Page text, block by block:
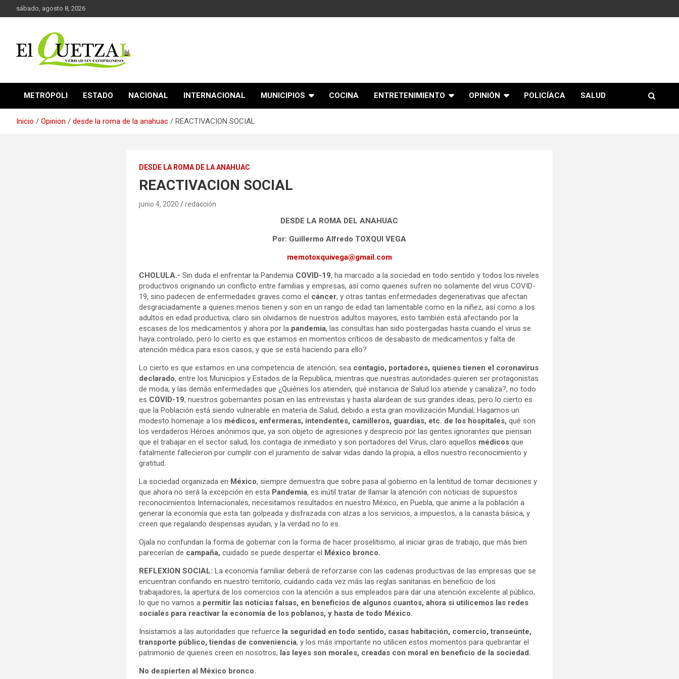
al
sábado, agosto 8, 2026
El Quetzal de Cholula
METRÓPOLI ESTADO NACIONAL INTERNACIONAL MUNICIPIOS COCINA ENTRETENIMIENTO OPINIÓN POLICÍACA SALUD
Inicio Opinion desde la roma de la anahuac REACTIVACION SOCIAL
DESDE LA ROMA DE LA ANAHUAC
REACTIVACION SOCIAL
junio 4, 2020 redacción
DESDE LA ROMA DEL ANAHUAC
Por: Guillermo Alfredo TOXQUI VEGA
memotoxquivega@gmail.com
CHOLULA.- Sin duda el enfrentar la Pandemia COVID-19, ha marcado a la sociedad en todo sentido y todos los niveles
productivos originando un conflicto entre familias y empresas, así como quienes sufren no solamente del virus COVID-
19, sino padecen de enfermedades graves como el cáncer, y otras tantas enfermedades degenerativas que afectan
desgraciadamente a quienes menos tienen y son en un rango de edad tan lamentable como en la niñez, así como a los
adultos en edad productiva, claro sin olvidarnos de nuestros adultos mayores, esto también está afectando por la
escases de los medicamentos y ahora por la pandemia, las consultas han sido postergadas hasta cuando el virus se
haya controlado, pero lo cierto es que estamos en momentos críticos de desabasto de medicamentos y falta de
atención médica para esos casos, y que se está haciendo para ello?
Lo cierto es que estamos en una competencia de atención, sea contagio, portadores, quienes tienen el coronavirus
declarado, entre los Municipios y Estados de la Republica, mientras que nuestras autoridades quieren ser protagonistas
de moda, y las demás enfermedades que ¿Quiénes los atienden, qué instancia de Salud los atiende y canaliza?, no todo
es COVID-19, nuestros gobernantes posan en las entrevistas y hasta alardean de sus grandes ideas, pero lo cierto es
que la Población está siendo vulnerable en materia de Salud, debido a esta gran movilización Mundial; Hagamos un
modesto homenaje a los médicos, enfermeras, intendentes, camilleros, guardias, etc. de los hospitales,qué son
los verdaderos Héroes anónimos que, ya son objeto de agresiones y desprecio por las gentes ignorantes que piensan
que el trabajar en el sector salud, los contagia de inmediato y son portadores del Virus, claro aquellos médicos que
fatalmente fallecieron por cumplir con el juramento de salvar vidas dando la propia, a ellos nuestro reconocimiento y
gratitud.
La sociedad organizada en México, siempre demuestra que sobre pasa al gobierno en la lentitud de tomar decisiones y
que ahora no será la excepción en esta Pandemia, es inútil tratar de llamar la atención con noticias de supuestos
reconocimientos Internacionales, necesitamos resultados en nuestro México, en Puebla, que anime a la población a
generar la economía que esta tan golpeada y disfrazada con alzas a los servicios, a impuestos, a la canasta básica, y
creen que regalando despensas ayudan, y la verdad no lo es.
Ojala no confundan la forma de gobernar con la forma de hacer proselitismo, al iniciar giras de trabajo, que más bien
parecerían de campaña, cuidado se puede despertar el México bronco.
REFLEXION SOCIAL: La economía familiar deberá de reforzarse con las cadenas productivas de las empresas que se
encuentran confiando en nuestro territorio, cuidando cada vez más las reglas sanitarias en beneficio de los
trabajadores, la apertura de los comercios con la atención a sus empleados para dar una atención excelente al público,
lo que no vamos a permitir las noticias falsas, en beneficios de algunos cuantos, ahora si utilicemos las redes
sociales para reactivar la economía de los poblanos, y hasta de todo México.
Insistamos a las autoridades que refuerce la seguridad en todo sentido, casas habitación, comercio, transeúnte,
transporte público, tiendas de conveniencia, y los más importante no utilicen estos momentos para quebrantar el
patrimonio de quienes creen en nosotros, las leyes son morales, creadas con moral en beneficio de la sociedad.
No despierten al México bronco.